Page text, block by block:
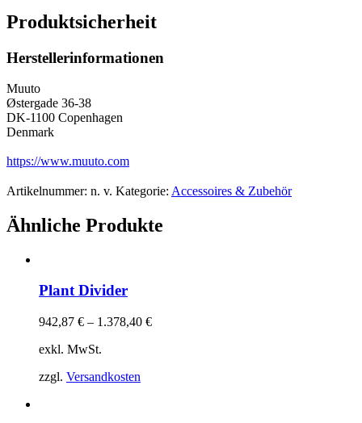
Produktsicherheit
Herstellerinformationen
Muuto
Østergade 36-38
DK-1100 Copenhagen
Denmark
https://www.muuto.com
Artikelnummer: n. v. Kategorie: Accessoires & Zubehör
Ähnliche Produkte
Plant Divider
942,87 € – 1.378,40 €
exkl. MwSt.
zzgl. Versandkosten